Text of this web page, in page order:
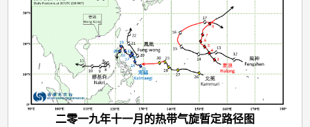
二零一九年十一月的热带气旋暂定路径图